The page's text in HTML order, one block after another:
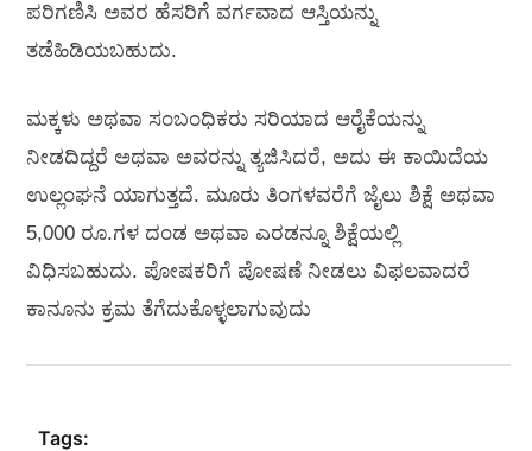
ಪರಿಗಣಿಸಿ ಅವರ ಹೆಸರಿಗೆ ವರ್ಗವಾದ ಆಸ್ತಿಯನ್ನು
ತಡೆಹಿಡಿಯಬಹುದು.
ಮಕ್ಕಳು ಅಥವಾ ಸಂಬಂಧಿಕರು ಸರಿಯಾದ ಆರೈಕೆಯನ್ನು
ನೀಡದಿದ್ದರೆ ಅಥವಾ ಅವರನ್ನು ತ್ಯಜಿಸಿದರೆ, ಅದು ಈ ಕಾಯಿದೆಯ
ಉಲ್ಲಂಘನೆ ಯಾಗುತ್ತದೆ. ಮೂರು ತಿಂಗಳವರೆಗೆ ಜೈಲು ಶಿಕ್ಷೆ ಅಥವಾ
5,000 ರೂ.ಗಳ ದಂಡ ಅಥವಾ ಎರಡನ್ನೂ ಶಿಕ್ಷೆಯಲ್ಲಿ
ವಿಧಿಸಬಹುದು. ಪೋಷಕರಿಗೆ ಪೋಷಣೆ ನೀಡಲು ವಿಫಲವಾದರೆ
ಕಾನೂನು ಕ್ರಮ ತೆಗೆದುಕೊಳ್ಳಲಾಗುವುದು
Tags: